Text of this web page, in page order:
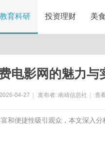
教育科研 投资理财 美
电影网的魅力
04-27 发布者: 南靖信息社 查
和便捷性吸引观众，本文深入